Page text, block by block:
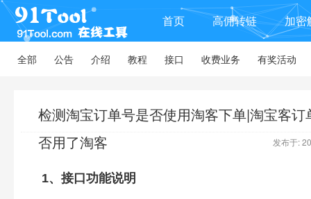
首页 高佣转链 加密
全部 公告 介绍 教程 接口 收费业务 有奖活动
检测淘宝订单号是否使用淘客下单|淘宝客
否用了淘客
发布于:
1、接口功能说明